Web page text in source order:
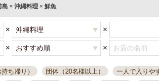
島 × 沖縄料理 × 鮮魚
× ×
× ×
ち帰り） 団体（20名様以上） 一人で入りや